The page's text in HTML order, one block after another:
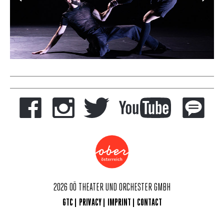
2026 OÖ THEATER UND ORCHESTER GMBH
GTC PRIVACY IMPRINT CONTACT